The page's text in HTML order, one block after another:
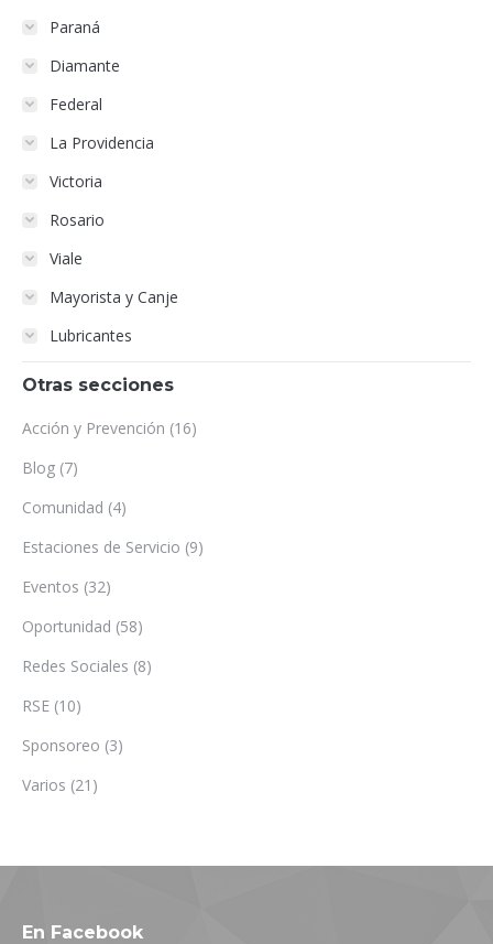
Paraná
Diamante
Federal
La Providencia
Victoria
Rosario
Viale
Mayorista y Canje
Lubricantes
Otras secciones
Acción y Prevención (16)
Blog (7)
Comunidad (4)
Estaciones de Servicio (9)
Eventos (32)
Oportunidad (58)
Redes Sociales (8)
RSE (10)
Sponsoreo (3)
Varios (21)
En Facebook